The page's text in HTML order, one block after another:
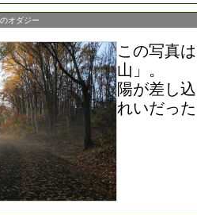
オダジー
この写真
山」。
陽が差し
れいだっ